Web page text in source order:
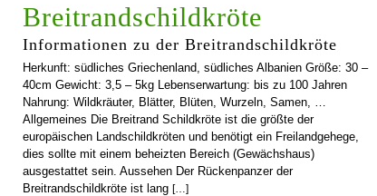
Breitrandschildkröte
Informationen zu der Breitrandschildkröte
Herkunft: südliches Griechenland, südliches Albanien Größe: 30 –
40cm Gewicht: 3,5 – 5kg Lebenserwartung: bis zu 100 Jahren
Nahrung: Wildkräuter, Blätter, Blüten, Wurzeln, Samen, …
Allgemeines Die Breitrand Schildkröte ist die größte der
europäischen Landschildkröten und benötigt ein Freilandgehege,
dies sollte mit einem beheizten Bereich (Gewächshaus)
ausgestattet sein. Aussehen Der Rückenpanzer der
Breitrandschildkröte ist lang […]